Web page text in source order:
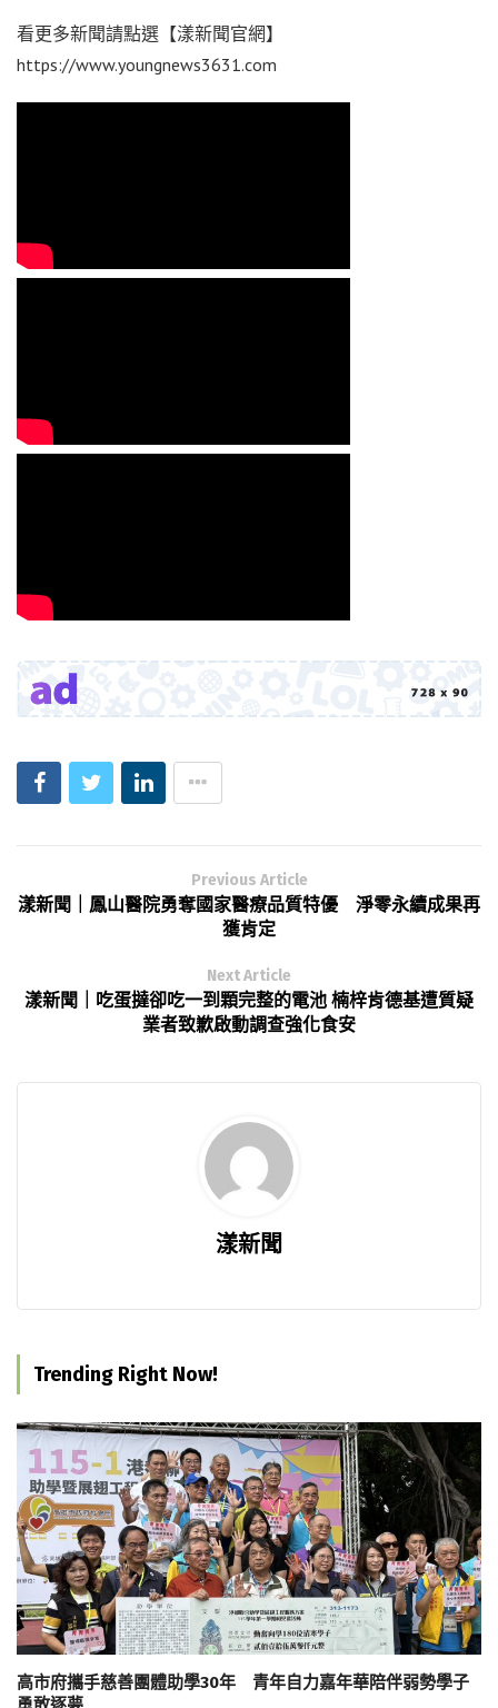
看更多新聞請點選【漾新聞官網】
https://www.youngnews3631.com
Previous Article
漾新聞｜鳳山醫院勇奪國家醫療品質特優 淨零永續成果再
獲肯定
Next Article
漾新聞｜吃蛋撻卻吃一到顆完整的電池 楠梓肯德基遭質疑
業者致歉啟動調查強化食安
漾新聞
Trending Right Now!
高市府攜手慈善團體助學30年 青年自力嘉年華陪伴弱勢學子